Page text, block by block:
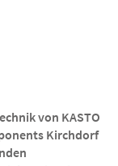
von KASTO
Kirchdorf